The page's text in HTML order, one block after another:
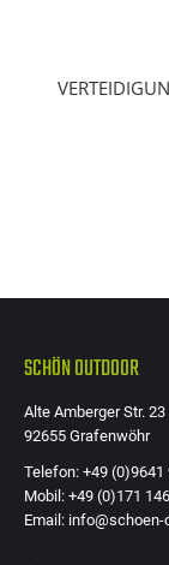
SCHÖN OUTDOOR
Alte Amberger Str. 23
92655 Grafenwöhr
Telefon: +49 (0)9641
Mobil: +49 (0)171
Email: info@schoen-